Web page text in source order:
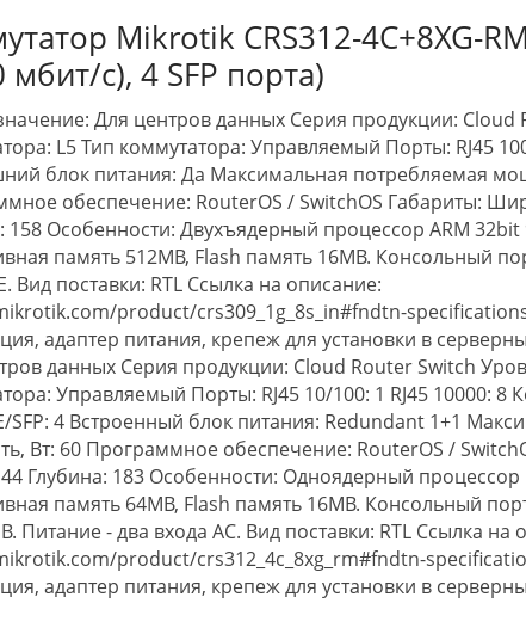
Mikrotik CRS312-4C+8XG-
мбит/с), 4 SFP порта)
Для центров данных Серия продукции: Cloud
L5 Тип коммутатора: Управляемый Порты: RJ45
блок питания: Да Максимальная потребляемая
обеспечение: RouterOS / SwitchOS Габариты:
158 Особенности: Двухъядерный процессор ARM 32bit
память 512MB, Flash память 16MB. Консольный
Вид поставки: RTL Ссылка на описание:
product/crs309_1g_8s_in#fndtn-
адаптер питания, крепеж для установки в
данных Серия продукции: Cloud Router Switch
Управляемый Порты: RJ45 10/100: 1 RJ45 10000:
SFP: 4 Встроенный блок питания: Redundant 1+1
Вт: 60 Программное обеспечение: RouterOS /
Глубина: 183 Особенности: Одноядерный процессор
память 64MB, Flash память 16MB. Консольный
Питание - два входа AC. Вид поставки: RTL Ссылка на
product/crs312_4c_8xg_rm#fndtn-
адаптер питания, крепеж для установки в